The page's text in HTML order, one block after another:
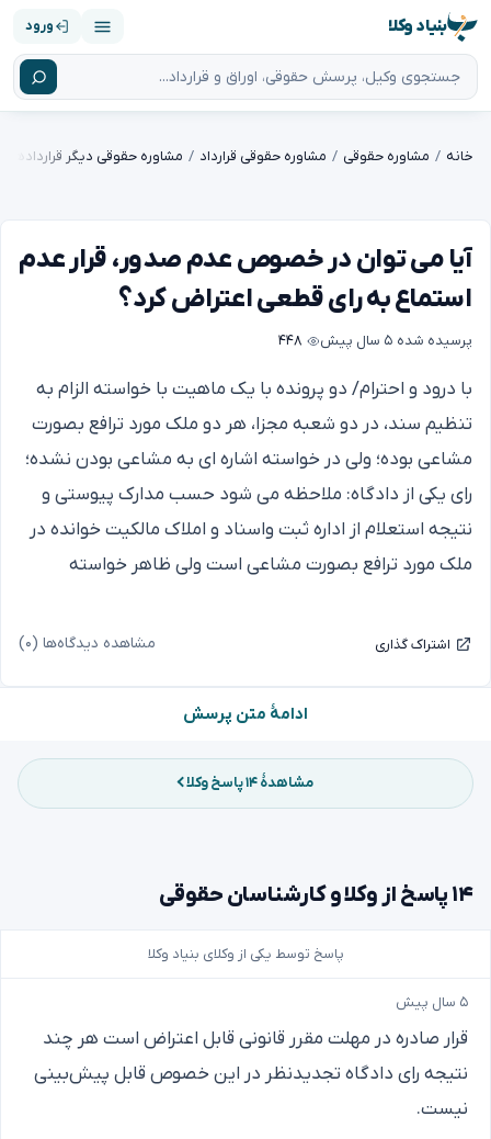
بنیاد وکلا ورود
خانه مشاوره حقوقی مشاوره حقوقی قرارداد مشاوره حقوقی دیگر قراردادها
آیا می توان در خصوص عدم صدور، قرار عدم
استماع به رای قطعی اعتراض کرد؟
پرسیده شده ۵ سال پیش ۴۴۸
با درود و احترام/ دو پرونده با یک ماهیت با خواسته الزام به
تنظیم سند، در دو شعبه مجزا، هر دو ملک مورد ترافع بصورت
مشاعی بوده؛ ولی در خواسته اشاره ای به مشاعی بودن نشده؛
رای یکی از دادگاه: ملاحظه می شود حسب مدارک پیوستی و
نتیجه استعلام از اداره ثبت واسناد و املاک مالکیت خوانده در
ملک مورد ترافع بصورت مشاعی است ولی ظاهر خواسته
طرح دعوی ورسیدگی به آن با کیفیت مطروحه منطبق و برابر
ولی دادگاه دیگر به این موضوع توجه نکرده و حکم نیز قطعی و
سوال آیا می توان در خصوص پرونده دوم اعتراض به جهت
عدم رعایت قانون برای ابطال دادنامه یا هر عنوان دیگری،
خواهشمندم راهنمایی فرمایید، چنانچه نمونه ای وجود دارد
معرفی فرمایند. با سپاس فراوان و آرزوی شادکانی
اشتراک گذاری مشاهده دیدگاه‌ها (۰)
ادامهٔ متن پرسش
مشاهدهٔ ۱۴ پاسخ وکلا
۱۴ پاسخ از وکلا و کارشناسان حقوقی
پاسخ توسط یکی از وکلای بنیاد وکلا
۵ سال پیش
قرار صادره در مهلت مقرر قانونی قابل اعتراض است هر چند
نتیجه رای دادگاه تجدیدنظر در این خصوص قابل پیش‌بینی
نیست.